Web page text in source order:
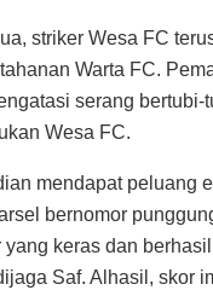
striker Wesa FC
Warta FC.
serang bertubi-
Wesa FC.
mendapat peluang
bernomor
keras dan
Saf. Alhasil, skor